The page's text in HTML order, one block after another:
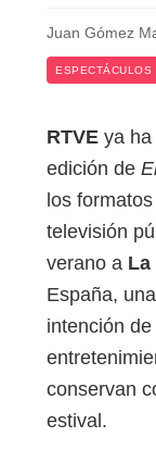
Juan Gómez
ESPECTÁCULOS
RTVE ya
edición de
los
televisión
verano a La
España,
intención
conservan
estival.